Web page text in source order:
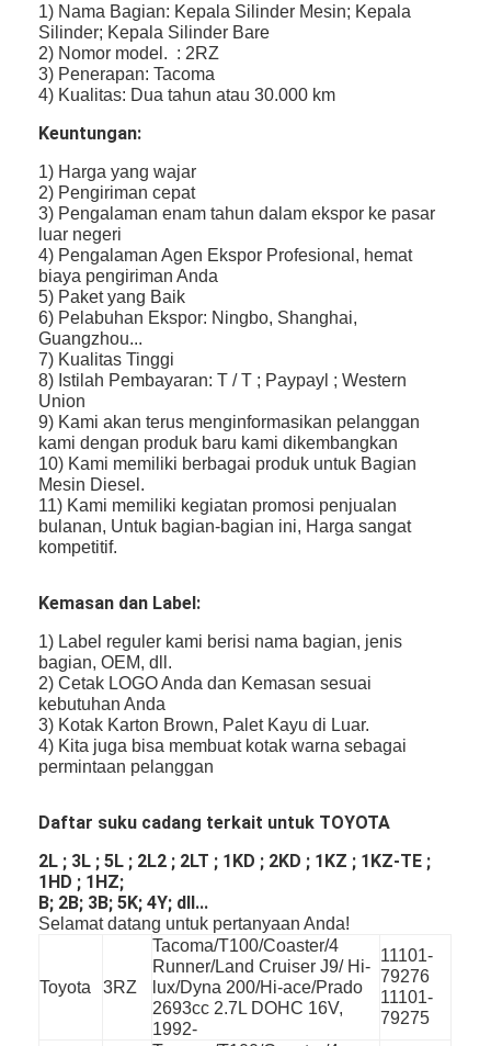
Rumah
1) Nama Bagian: Kepala Silinder Mesin; Kepala
Silinder; Kepala Silinder Bare
2) Nomor model. : 2RZ
3) Penerapan: Tacoma
4) Kualitas: Dua tahun atau 30.000 km
Keuntungan:
1) Harga yang wajar
2) Pengiriman cepat
3) Pengalaman enam tahun dalam ekspor ke pasar
luar negeri
4) Pengalaman Agen Ekspor Profesional, hemat
biaya pengiriman Anda
5) Paket yang Baik
6) Pelabuhan Ekspor: Ningbo, Shanghai,
Guangzhou...
7) Kualitas Tinggi
8) Istilah Pembayaran: T / T ; Paypayl ; Western
Union
9) Kami akan terus menginformasikan pelanggan
kami dengan produk baru kami dikembangkan
10) Kami memiliki berbagai produk untuk Bagian
Mesin Diesel.
11) Kami memiliki kegiatan promosi penjualan
bulanan, Untuk bagian-bagian ini, Harga sangat
kompetitif.
Kemasan dan Label:
1) Label reguler kami berisi nama bagian, jenis
bagian, OEM, dll.
2) Cetak LOGO Anda dan Kemasan sesuai
kebutuhan Anda
3) Kotak Karton Brown, Palet Kayu di Luar.
4) Kita juga bisa membuat kotak warna sebagai
permintaan pelanggan
Daftar suku cadang terkait untuk TOYOTA
2L ; 3L ; 5L ; 2L2 ; 2LT ; 1KD ; 2KD ; 1KZ ; 1KZ-TE ;
1HD ; 1HZ;
B; 2B; 3B; 5K; 4Y; dll...
Selamat datang untuk pertanyaan Anda!
Toyota 3RZ
Tacoma/T100/Coaster/4
Runner/Land Cruiser J9/ Hi-
lux/Dyna 200/Hi-ace/Prado
2693cc 2.7L DOHC 16V,
1992-
11101-
79276
11101-
79275